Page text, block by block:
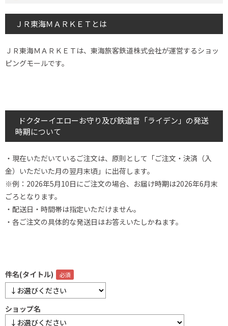
ＪＲ東海ＭＡＲＫＥＴとは
ＪＲ東海ＭＡＲＫＥＴは、東海旅客鉄道株式会社が運営するショッ
ピングモールです。
ドクターイエローお守り及び鉄道音「ライデン」の発送
時期について
・現在いただいているご注文は、原則として「ご注文・決済（入
金）いただいた月の翌月末頃」に出荷します。
※例：2026年5月10日にご注文の場合、お届け時期は2026年6月末
ごろとなります。
・配送日・時間帯は指定いただけません。
・各ご注文の具体的な発送日はお答えいたしかねます。
件名(タイトル)
ショップ名